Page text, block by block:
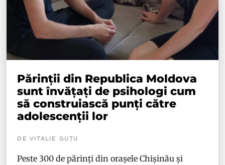
Părinții din Republica Moldova
sunt învățați de psihologi cum
să construiască punți către
adolescenții lor
DE VITALIE GUȚU
Peste 300 de părinți din orașele Chișinău și